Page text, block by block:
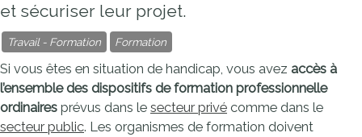
et sécuriser leur projet.
Travail - Formation Formation
Si vous êtes en situation de handicap, vous avez accès à
l’ensemble des dispositifs de formation professionnelle
ordinaires prévus dans le secteur privé comme dans le
secteur public. Les organismes de formation doivent